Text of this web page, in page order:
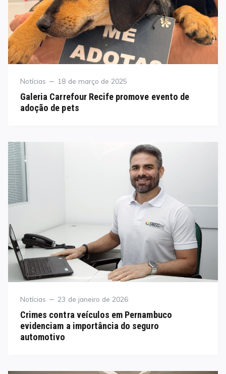
Category
Notícias
Posted
18 de março de 2025
Galeria Carrefour Recife promove evento de
adoção de pets
Category
Notícias
Posted
23 de janeiro de 2026
Crimes contra veículos em Pernambuco
evidenciam a importância do seguro
automotivo